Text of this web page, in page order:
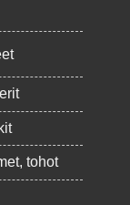
tohot